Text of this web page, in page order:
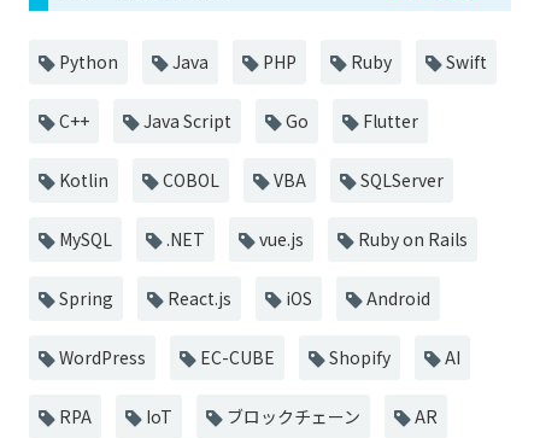
Python Java PHP Ruby Swift
C++ Java Script Go Flutter
Kotlin COBOL VBA SQLServer
MySQL .NET vue.js Ruby on Rails
Spring React.js iOS Android
WordPress EC-CUBE Shopify AI
RPA IoT ブロックチェーン AR